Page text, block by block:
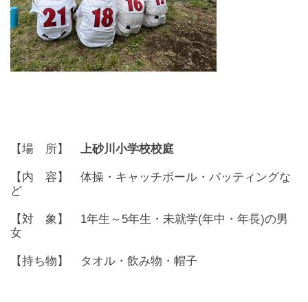
【場 所】 上砂川小学校校庭
【内 容】 体操・キャッチボール・バッティングな
ど
【対 象】 1年生～5年生・未就学(年中・年長)の男
女
【持ち物】 タオル・飲み物・帽子